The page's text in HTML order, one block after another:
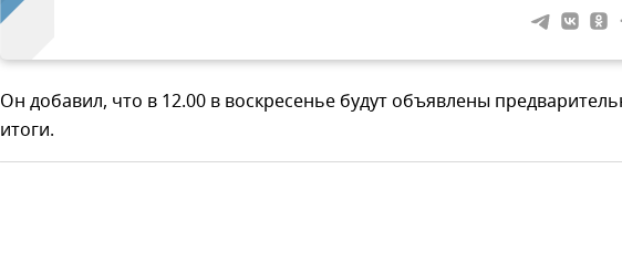
Он добавил, что в 12.00 в воскресенье будут объявлены
итоги.